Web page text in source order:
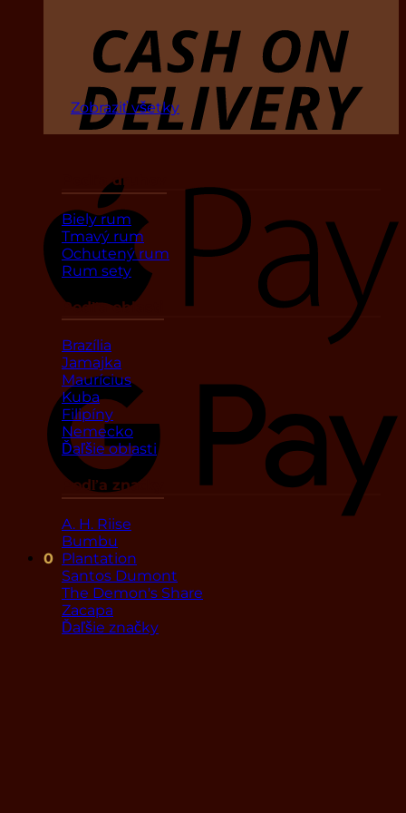
0
Zobraziť všetky
Podľa druhov
Biely rum
Tmavý rum
Ochutený rum
Rum sety
Podľa oblasti
Brazília
Jamajka
Maurícius
Kuba
Filipíny
Nemecko
Ďaľšie oblasti
Podľa značky
A. H. Riise
Bumbu
Plantation
Santos Dumont
The Demon's Share
Zacapa
Ďaľšie značky